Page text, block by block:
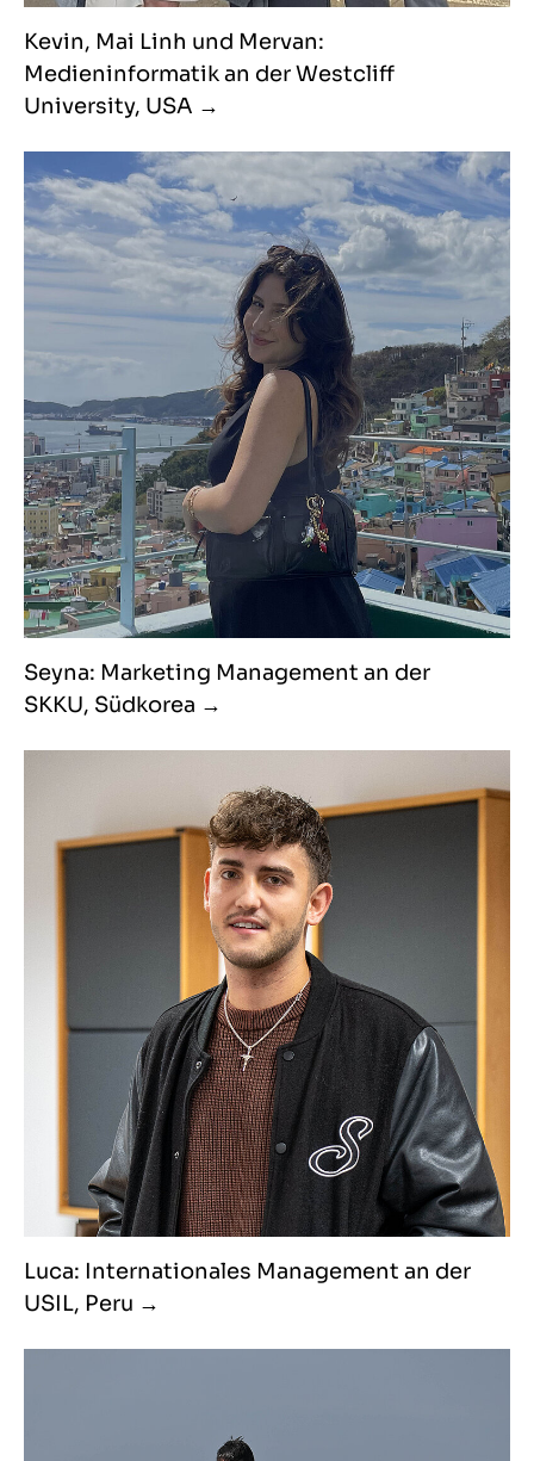
Kevin, Mai Linh und Mervan:
Medieninformatik an der Westcliff
University, USA
Seyna: Marketing Management an der
SKKU, Südkorea
Luca: Internationales Management an der
USIL, Peru